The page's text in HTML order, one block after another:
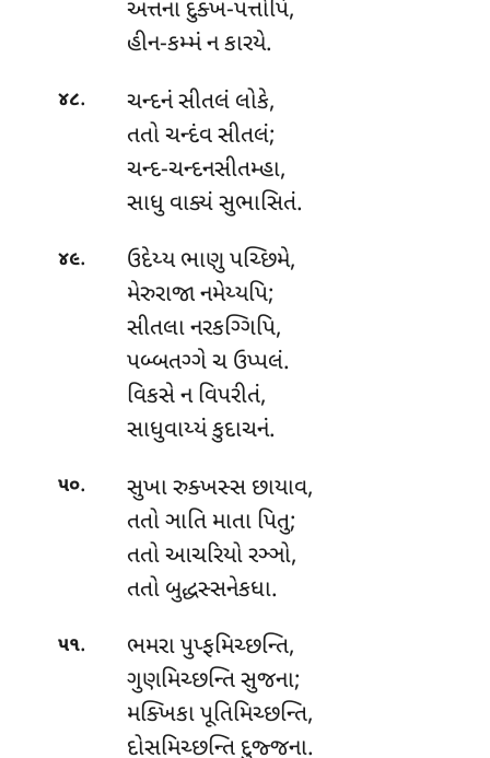
અત્તના દુક્ખ-પત્તોપિ,
હીન-કમ્મં ન કારયે.
૪૮. ચન્દનંસીતલં લોકે,
તતો ચન્દંવ સીતલં;
ચન્દ-ચન્દનસીતમ્હા,
સાધુ વાક્યં સુભાસિતં.
૪૯.
ઉદેય્ય ભાણુ પચ્છિમે,
મેરુરાજા નમેય્યપિ;
સીતલા નરકગ્ગિપિ,
પબ્બતગ્ગે ચ ઉપ્પલં.
વિકસે ન વિપરીતં,
સાધુવાય્યં કુદાચનં.
૫૦.
સુખા રુક્ખસ્સ છાયાવ,
તતો ઞાતિ માતા પિતુ;
તતો આચરિયો રઞ્ઞો,
તતો બુદ્ધસ્સનેકધા.
૫૧.
ભમરા પુપ્ફમિચ્છન્તિ,
ગુણમિચ્છન્તિ સુજના;
મક્ખિકા પૂતિમિચ્છન્તિ,
દોસમિચ્છન્તિ દુજ્જના.